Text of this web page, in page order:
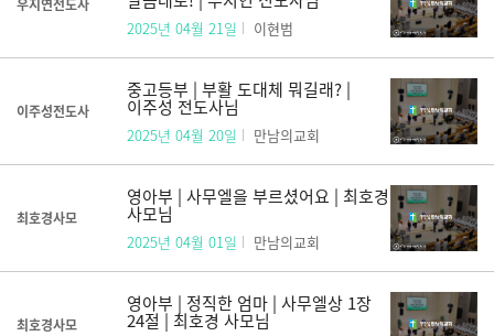
우지연전도사
2025년 04월 21일 이현범
이주성전도사
중고등부 | 부활 도대체 뭐길래? |
이주성 전도사님
2025년 04월 20일 만남의교회
최호경사모
영아부 | 사무엘을 부르셨어요 | 최호경
사모님
2025년 04월 01일 만남의교회
최호경사모
영아부 | 정직한 엄마 | 사무엘상 1장
24절 | 최호경 사모님